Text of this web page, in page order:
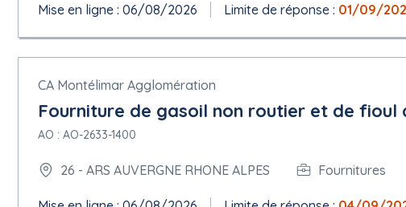
Mise en ligne : 06/08/2026 Limite de réponse : 01/09/
CA Montélimar Agglomération
Fourniture de gasoil non routier et de
AO : AO-2633-1400
26 - ARS AUVERGNE RHONE ALPES Fournitures